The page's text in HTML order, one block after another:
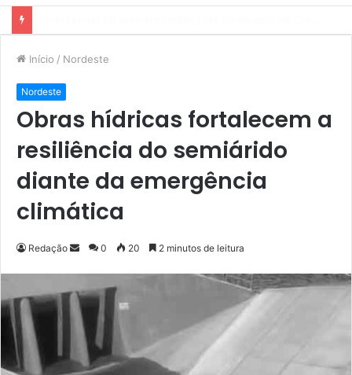
Início / Nordeste
Nordeste
Obras hídricas fortalecem a
resiliência do semiárido
diante da emergência
climática
Redação
d
e
m
0 20 2 minutos de leitura